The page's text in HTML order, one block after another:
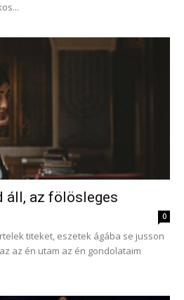
áll, az fölösleges
0
titeket, eszetek ágába se jusson
az én utam az én gondolataim